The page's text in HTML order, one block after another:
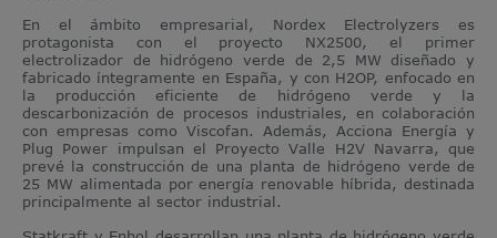
En el ámbito empresarial, Nordex Electrolyzers es
protagonista con el proyecto NX2500, el primer
electrolizador de hidrógeno verde de 2,5 MW diseñado y
fabricado íntegramente en España, y con H2OP, enfocado en
la producción eficiente de hidrógeno verde y la
descarbonización de procesos industriales, en colaboración
con empresas como Viscofan. Además, Acciona Energía y
Plug Power impulsan el Proyecto Valle H2V Navarra, que
prevé la construcción de una planta de hidrógeno verde de
25 MW alimentada por energía renovable híbrida, destinada
principalmente al sector industrial.